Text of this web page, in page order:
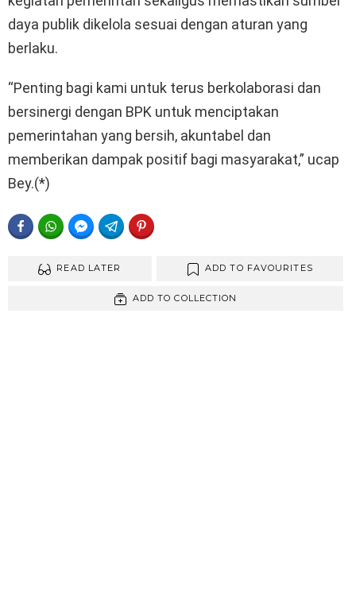
daya publik dikelola sesuai dengan aturan yang
berlaku.
“Penting bagi kami untuk terus berkolaborasi dan
bersinergi dengan BPK untuk menciptakan
pemerintahan yang bersih, akuntabel dan
memberikan dampak positif bagi masyarakat,” ucap
Bey.(*)
FACEBOOKWHATSAPPFACEBOOK MESSENGER
TELEGRAM
READ LATER ADD TO FAVOURITES
ADD TO COLLECTION